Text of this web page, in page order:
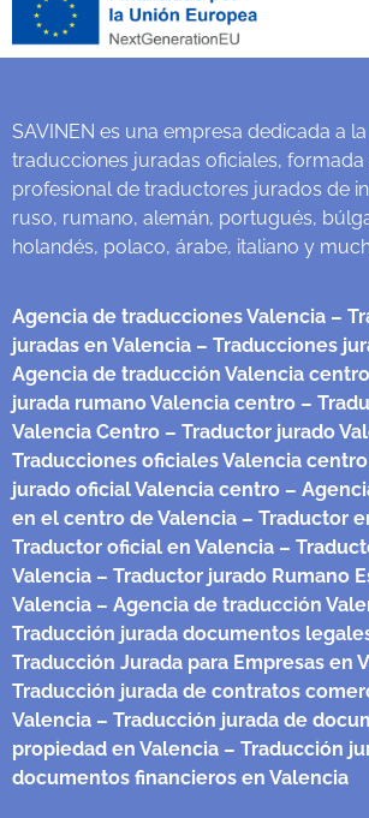
SAVINEN es una empresa dedicada a
traducciones juradas oficiales,
profesional de traductores jurados de
ruso, rumano, alemán, portugués,
holandés, polaco, árabe, italiano y
Agencia de traducciones Valencia –
juradas en Valencia – Traducciones
Agencia de traducción Valencia centro
jurada rumano Valencia centro –
Valencia Centro – Traductor jurado
Traducciones oficiales Valencia centro
jurado oficial Valencia centro –
en el centro de Valencia – Traductor
Traductor oficial en Valencia –
Valencia – Traductor jurado Rumano
Valencia – Agencia de traducción
Traducción jurada documentos
Traducción Jurada para Empresas en
Traducción jurada de contratos
Valencia – Traducción jurada de
propiedad en Valencia – Traducción
documentos financieros en Valencia